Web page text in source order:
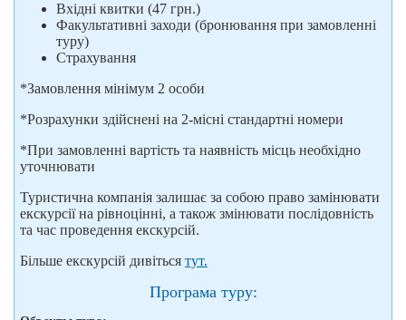
Вхідні квитки (47 грн.)
Факультативні заходи (бронювання при замовленні
туру)
Страхування
*Замовлення мінімум 2 особи
*Розрахунки здійснені на 2-місні стандартні номери
*При замовленні вартість та наявність місць необхідно
уточнювати
Туристична компанія залишає за собою право замінювати
екскурсії на рівноцінні, а також змінювати послідовність
та час проведення екскурсій.
Більше екскурсій дивіться тут.
Програма туру: